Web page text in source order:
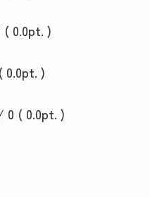
( 0.0pt. )
0.0pt. )
0 ( 0.0pt. )